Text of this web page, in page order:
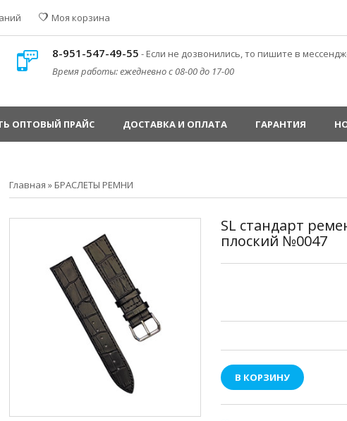
Моя корзина
8-951-547-49-55 - Если не дозвонились, то пишите в
Время работы: ежедневно с 08-00 до 17-00
ОПТОВЫЙ ПРАЙС ДОСТАВКА И ОПЛАТА ГАРАНТИЯ
Главная » БРАСЛЕТЫ РЕМНИ
SL стандарт
плоский №0047
В КОРЗИНУ